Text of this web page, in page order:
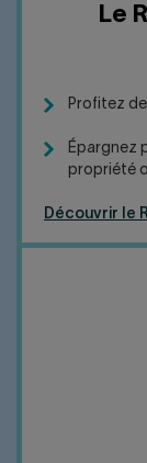
Le
Profitez
Épargnez
propriété
Découvrir le